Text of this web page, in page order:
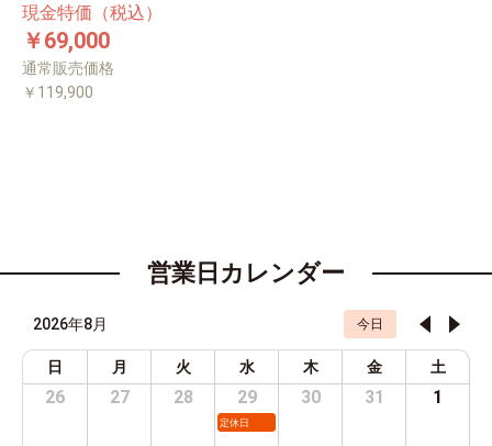
現金特価（税込）
￥69,000
通常販売価格
￥119,900
営業日カレンダー
2026年8月 今日
日 月 火 水 木 金 土
26 27 28 29
定休日
30 31 1